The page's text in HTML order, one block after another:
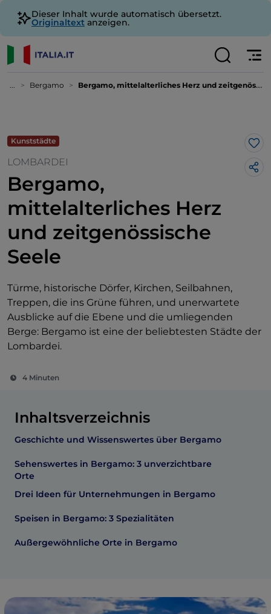
Dieser Inhalt wurde automatisch übersetzt.
Originaltext anzeigen.
... Bergamo Bergamo, mittelalterliches Herz und zeitgenössische Seele
Kunststädte
LOMBARDEI
Bergamo,
mittelalterliches Herz
und zeitgenössische
Seele
Türme, historische Dörfer, Kirchen, Seilbahnen,
Treppen, die ins Grüne führen, und unerwartete
Ausblicke auf die Ebene und die umliegenden
Berge: Bergamo ist eine der beliebtesten Städte der
Lombardei.
4 Minuten
Inhaltsverzeichnis
Geschichte und Wissenswertes über Bergamo
Sehenswertes in Bergamo: 3 unverzichtbare
Orte
Drei Ideen für Unternehmungen in Bergamo
Speisen in Bergamo: 3 Spezialitäten
Außergewöhnliche Orte in Bergamo